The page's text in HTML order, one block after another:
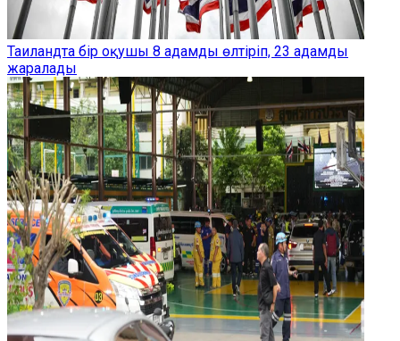
Таиландта бір оқушы 8 адамды өлтіріп, 23 адамды
жаралады